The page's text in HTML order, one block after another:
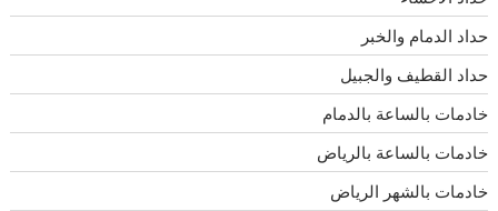
حداد الدمام والخبر
حداد القطيف والجبيل
خادمات بالساعة بالدمام
خادمات بالساعة بالرياض
خادمات بالشهر الرياض